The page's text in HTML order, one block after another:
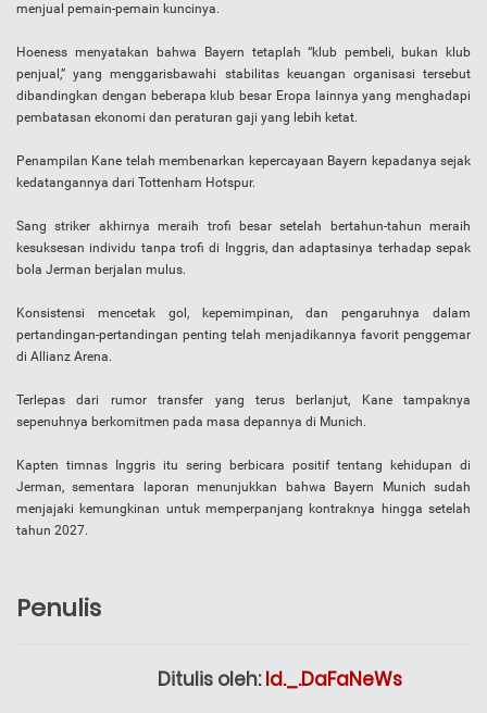
menjual pemain-pemain kuncinya.
Hoeness menyatakan bahwa Bayern tetaplah “klub pembeli, bukan klub
penjual,” yang menggarisbawahi stabilitas keuangan organisasi tersebut
dibandingkan dengan beberapa klub besar Eropa lainnya yang menghadapi
pembatasan ekonomi dan peraturan gaji yang lebih ketat.
Penampilan Kane telah membenarkan kepercayaan Bayern kepadanya sejak
kedatangannya dari Tottenham Hotspur.
Sang striker akhirnya meraih trofi besar setelah bertahun-tahun meraih
kesuksesan individu tanpa trofi di Inggris, dan adaptasinya terhadap sepak
bola Jerman berjalan mulus.
Konsistensi mencetak gol, kepemimpinan, dan pengaruhnya dalam
pertandingan-pertandingan penting telah menjadikannya favorit penggemar
di Allianz Arena.
Terlepas dari rumor transfer yang terus berlanjut, Kane tampaknya
sepenuhnya berkomitmen pada masa depannya di Munich.
Kapten timnas Inggris itu sering berbicara positif tentang kehidupan di
Jerman, sementara laporan menunjukkan bahwa Bayern Munich sudah
menjajaki kemungkinan untuk memperpanjang kontraknya hingga setelah
tahun 2027.
Penulis
Ditulis oleh:Id._.DaFaNeWs